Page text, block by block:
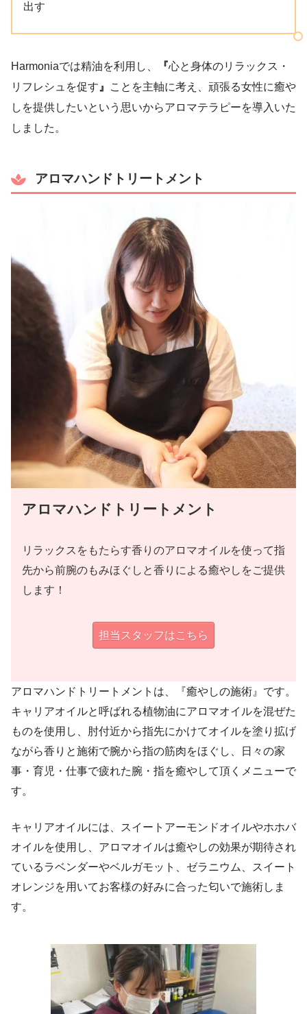
出す
Harmoniaでは精油を利用し、 『心と身体のリラックス・
リフレシュを促す 』
ことを主軸に考え、頑張る女性に癒や
しを提供したいという思いからアロマテラピーを導入いた
しました。
アロマハンドトリートメント
アロマハンドトリートメント
リラックスをもたらす香りのアロマオイルを使って指
先から前腕のもみほぐしと香りによる癒やしをご提供
します！
担当スタッフはこちら
アロマハンドトリートメントは、『癒やしの施術』です。
キャリアオイルと呼ばれる植物油にアロマオイルを混ぜた
ものを使用し、肘付近から指先にかけてオイルを塗り拡げ
ながら香りと施術で腕から指の筋肉をほぐし、日々の家
事・育児・仕事で疲れた腕・指を癒やして頂くメニューで
す。
キャリアオイルには、スイートアーモンドオイルやホホバ
オイルを使用し、アロマオイルは癒やしの効果が期待され
ているラベンダーやベルガモット、ゼラニウム、スイート
オレンジを用いてお客様の好みに合った匂いで施術しま
す。